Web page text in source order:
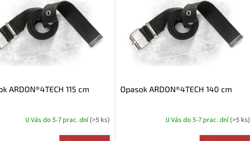
ARDON®4TECH 115 cm
U Vás do 5-7 prac. dní(>5 ks)
Opasok ARDON®4TECH 140 cm
U Vás do 5-7 prac. dní(>5 ks)